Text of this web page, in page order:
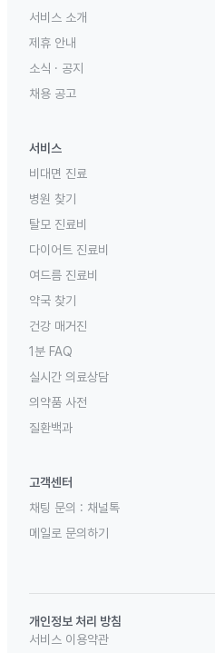
서비스 소개
제휴 안내
소식 · 공지
채용 공고
서비스
비대면 진료
병원 찾기
탈모 진료비
다이어트 진료비
여드름 진료비
약국 찾기
건강 매거진
1분 FAQ
실시간 의료상담
의약품 사전
질환백과
고객센터
채팅 문의 : 채널톡
메일로 문의하기
개인정보 처리 방침
서비스 이용약관